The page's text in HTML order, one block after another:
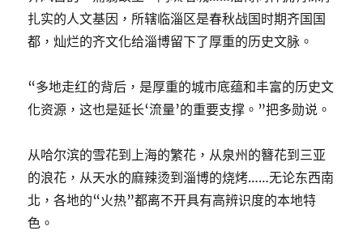
扎实的人文基因，所辖临淄区是春秋战国时期齐国国
都，灿烂的齐文化给淄博留下了厚重的历史文脉。
“多地走红的背后，是厚重的城市底蕴和丰富的历史文
化资源，这也是延长‘流量’的重要支撑。”把多勋说。
从哈尔滨的雪花到上海的繁花，从泉州的簪花到三亚
的浪花，从天水的麻辣烫到淄博的烧烤……无论东西南
北，各地的“火热”都离不开具有高辨识度的本地特
色。